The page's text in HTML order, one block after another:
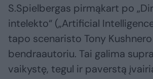
S.Spielbergas pirmąkart po
intelekto“ („Artificial
tapo scenaristo Tony Kushnero
bendraautoriu. Tai galima
vaikystę, tegul ir paverstą